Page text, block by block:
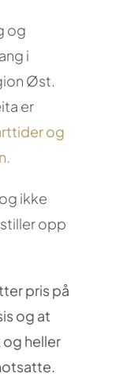
og
i
Øst.
er
og
ikke
opp
pris på
og at
og heller